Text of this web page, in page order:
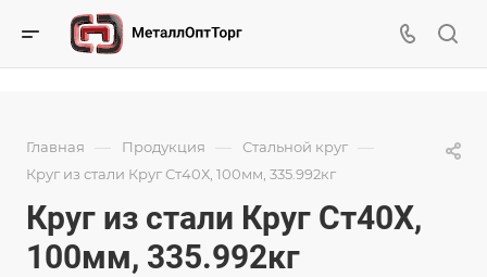
Главная — Продукция — Стальной круг —
Круг из стали Круг Ст40Х, 100мм, 335.992кг
Круг из стали Круг Ст40Х,
100мм, 335.992кг